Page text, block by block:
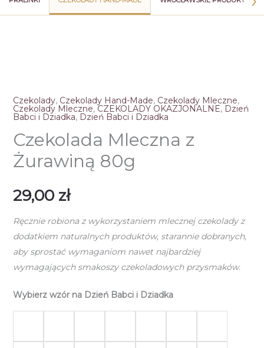
Czekolady, Czekolady Hand-Made, Czekolady Mleczne,
Czekolady Mleczne, CZEKOLADY OKAZJONALNE, Dzień
Babci i Dziadka, Dzień Babci i Dziadka
Czekolada Mleczna z
Żurawiną 80g
29,00 zł
Ręcznie robiona z wykorzystaniem mlecznej czekolady z
dodatkiem naturalnych produktów, starannie dobranych,
aby sprostać wymaganiom nawet najbardziej
wymagających smakoszy czekoladowych przysmaków.
Wybierz wzór na Dzień Babci i Dziadka